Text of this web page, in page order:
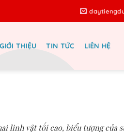
GIỚI THIỆU TIN TỨC LIÊN HỆ
linh vật tối cao, biểu tượng của